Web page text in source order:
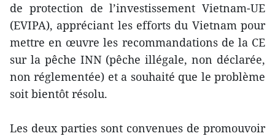
de protection de l’investissement Vietnam-UE
(EVIPA), appréciant les efforts du Vietnam pour
mettre en œuvre les recommandations de la CE
sur la pêche INN (pêche illégale, non déclarée,
non réglementée) et a souhaité que le problème
soit bientôt résolu.
Les deux parties sont convenues de promouvoir